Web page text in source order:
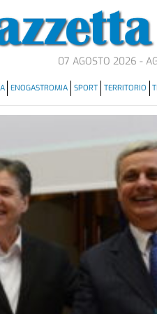
07 AGOSTO 2026 -
ENOGASTROMIA SPORT TERRITORIO